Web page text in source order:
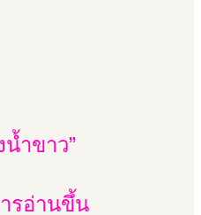
ำขาว”
รอ่านขึ้น